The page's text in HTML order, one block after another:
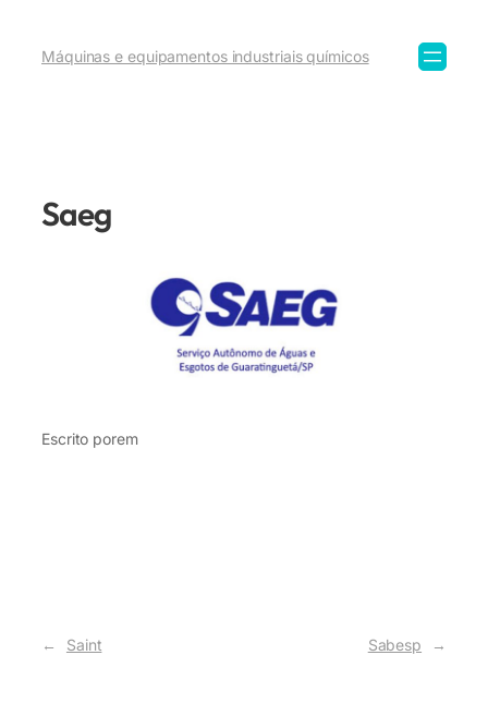
Máquinas e equipamentos industriais químicos
Saeg
Escrito porem
← Saint Sabesp →